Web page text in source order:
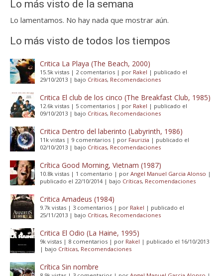
Lo más visto de la semana
Lo lamentamos. No hay nada que mostrar aún.
Lo más visto de todos los tiempos
Critica La Playa (The Beach, 2000)
15.5k vistas | 2 comentarios | por Rakel | publicado el
29/10/2013 | bajo Críticas, Recomendaciones
Critica El club de los cinco (The Breakfast Club, 1985)
12.6k vistas | 5 comentarios | por Rakel | publicado el
09/10/2013 | bajo Críticas, Recomendaciones
Critica Dentro del laberinto (Labyrinth, 1986)
11k vistas | 9 comentarios | por Faurizia | publicado el
02/10/2013 | bajo Críticas, Recomendaciones
Crítica Good Morning, Vietnam (1987)
10.8k vistas | 1 comentario | por Angel Manuel Garcia Alonso |
publicado el 22/10/2014| bajo Críticas, Recomendaciones
Critica Amadeus (1984)
9.7k vistas | 3 comentarios | por Rakel | publicado el
25/11/2013 | bajo Críticas, Recomendaciones
Critica El Odio (La Haine, 1995)
9k vistas | 8 comentarios | por Rakel | publicado el 16/10/2013
| bajo Críticas, Recomendaciones
Crítica Sin nombre